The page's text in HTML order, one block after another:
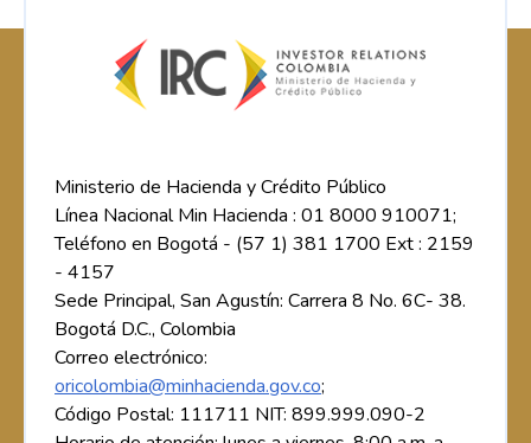
Ministerio de Hacienda y Crédito Público
Línea Nacional Min Hacienda : 01 8000 910071;
Teléfono en Bogotá - (57 1) 381 1700 Ext : 2159
- 4157
Sede Principal, San Agustín: Carrera 8 No. 6C- 38.
Bogotá D.C., Colombia
Correo electrónico:
oricolombia@minhacienda.gov.co;
Código Postal: 111711 NIT: 899.999.090-2